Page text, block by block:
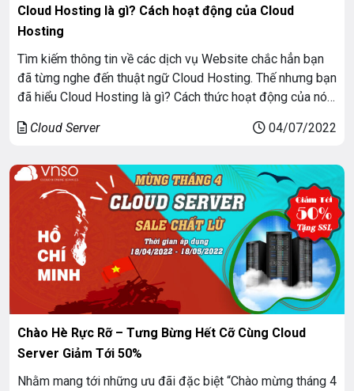
Cloud Hosting là gì? Cách hoạt động của Cloud
Hosting
Tìm kiếm thông tin về các dịch vụ Website chắc hẳn bạn
đã từng nghe đến thuật ngữ Cloud Hosting. Thế nhưng bạn
đã hiểu Cloud Hosting là gì? Cách thức hoạt động của nó
viết này nhé!
Cloud Server 04/07/2022
Chào Hè Rực Rỡ – Tưng Bừng Hết Cỡ Cùng Cloud
Server Giảm Tới 50%
Nhằm mang tới những ưu đãi đặc biệt “Chào mừng tháng 4